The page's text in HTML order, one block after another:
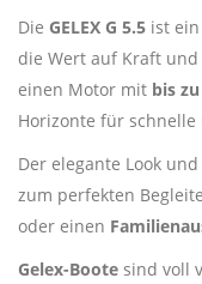
Die GELEX G 5.5 ist ein
die Wert auf Kraft
einen Motor mit bis zu
Horizonte für
Der elegante Look
zum perfekten
oder einen
Gelex-Boote sind voll